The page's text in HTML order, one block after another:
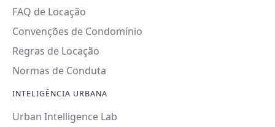
FAQ de Locação
Convenções de Condomínio
Regras de Locação
Normas de Conduta
INTELIGÊNCIA URBANA
Urban Intelligence Lab